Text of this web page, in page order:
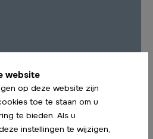
cursus
Craft Herhaling
website
op deze website zijn
toe te staan om u
te bieden. Als u
instellingen te wijzigen,